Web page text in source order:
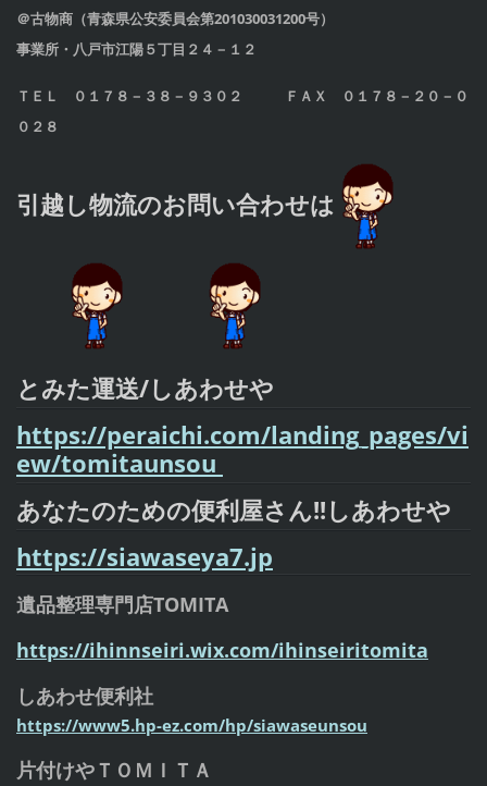
＠古物商（青森県公安委員会第201030031200号）
事業所・八戸市江陽５丁目２４－１２
ＴＥＬ ０１７８－３８－９３０２ ＦＡＸ ０１７８－２０－０
０２８
引越し物流のお問い合わせは
とみた運送/しあわせや
https://peraichi.com/landing_pages/vi
ew/tomitaunsou
あなたのための便利屋さん!!しあわせや
https://siawaseya7.jp
遺品整理専門店TOMITA
https://ihinnseiri.wix.com/ihinseiritomita
しあわせ便利社
https://www5.hp-ez.com/hp/siawaseunsou
片付けやＴＯＭＩＴＡ